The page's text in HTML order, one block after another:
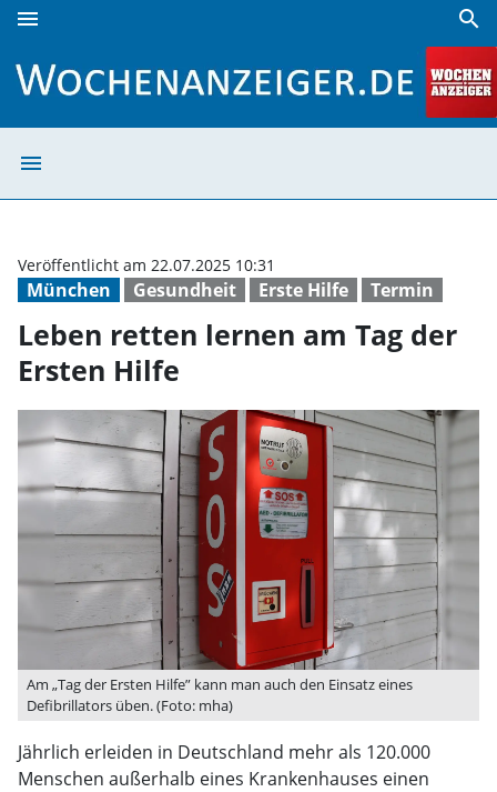
menu search
menu
München Gesundheit Erste Hilfe Termin
Veröffentlicht am 22.07.2025 10:31
Leben retten lernen am Tag der
Ersten Hilfe
Am „Tag der Ersten Hilfe” kann man auch den Einsatz eines
Defibrillators üben. (Foto: mha)
Jährlich erleiden in Deutschland mehr als 120.000
Menschen außerhalb eines Krankenhauses einen